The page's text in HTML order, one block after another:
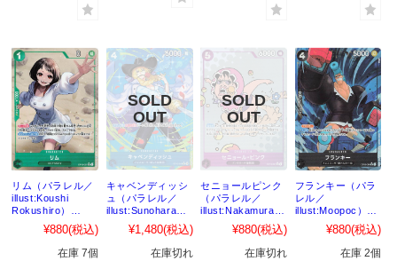
リム（パラレル／
illust:Koushi
Rokushiro）
【R】｛OP10-
¥880(税込)
在庫 7個
キャベンディッシ
ュ（パラレル／
illust:Sunohara）
【R】｛OP10-
045｝¥1,480(税込)
在庫切れ
セニョールピンク
（パラレル／
illust:Nakamura）
【R】｛OP10-
¥880(税込)
在庫切れ
フランキー（パラ
レル／
illust:Moopoc）
【R】｛OP10-
¥880(税込)
在庫 2個